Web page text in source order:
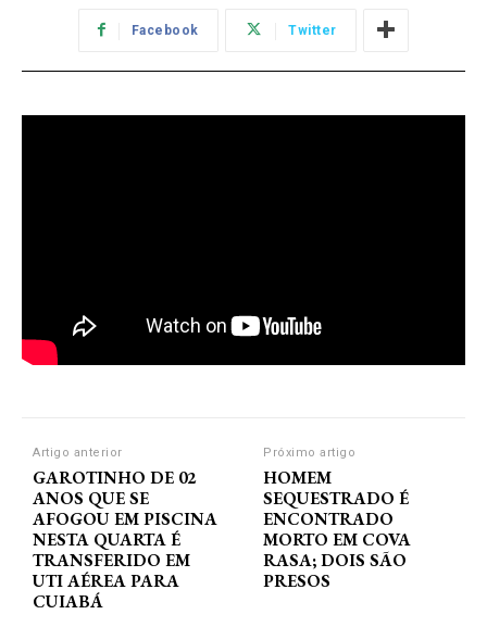
Facebook Twitter
Artigo anterior
GAROTINHO DE 02
ANOS QUE SE
AFOGOU EM PISCINA
NESTA QUARTA É
TRANSFERIDO EM
UTI AÉREA PARA
CUIABÁ
Próximo artigo
HOMEM
SEQUESTRADO É
ENCONTRADO
MORTO EM COVA
RASA; DOIS SÃO
PRESOS